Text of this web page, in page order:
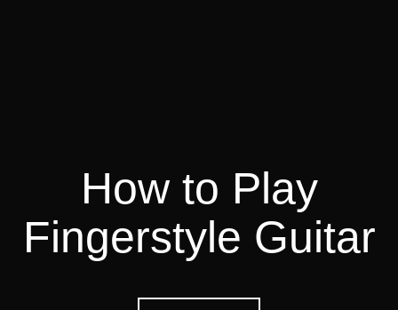
How to Play
Fingerstyle Guitar